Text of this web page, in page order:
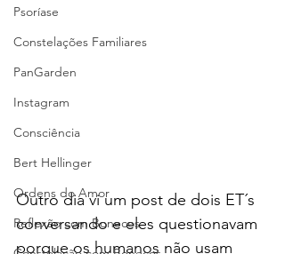
Psoríase
Constelações Familiares
PanGarden
Instagram
Consciência
Bert Hellinger
Ordens do Amor
Reflexão com Bonecos
Outro dia vi um post de dois ET´s
conversando e eles questionavam
porque os humanos não usam